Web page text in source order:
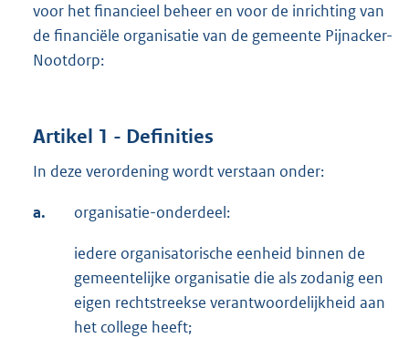
voor het financieel beheer en voor de inrichting van
de financiële organisatie van de gemeente Pijnacker-
Nootdorp:
Artikel 1 - Definities
In deze verordening wordt verstaan onder:
a. organisatie-onderdeel:
iedere organisatorische eenheid binnen de
gemeentelijke organisatie die als zodanig een
eigen rechtstreekse verantwoordelijkheid aan
het college heeft;